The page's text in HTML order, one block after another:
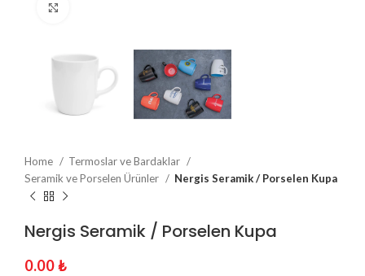
Home
Termoslar ve Bardaklar
Seramik ve Porselen Ürünler
Nergis Seramik / Porselen Kupa
Nergis Seramik / Porselen Kupa
0.00₺